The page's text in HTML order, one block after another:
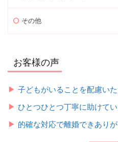
その他
お客様の声
子どもがいることを配慮い
ひとつひとつ丁寧に助けて
的確な対応で離婚できあり